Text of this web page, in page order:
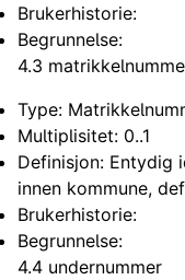
Brukerhistorie:
Begrunnelse:
4.3
Type:
Multiplisitet: 0..1
Definisjon: Entydig
innen kommune,
Brukerhistorie:
Begrunnelse:
4.4 undernummer